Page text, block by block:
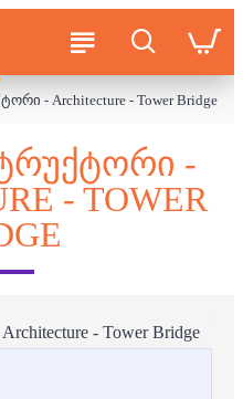
- Architecture - Tower Bridge
-
- TOWER